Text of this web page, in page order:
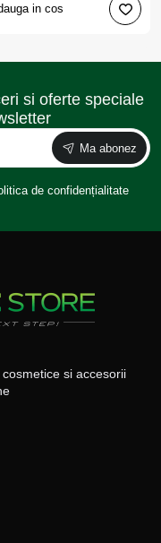
in cos
si oferte speciale
Ma abonez
de confidențialitate
si accesorii